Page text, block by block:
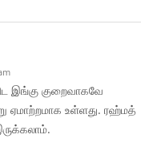
இங்கு குறைவாகவே
ஏமாற்றமாக உள்ளது. ரஹ்மத்